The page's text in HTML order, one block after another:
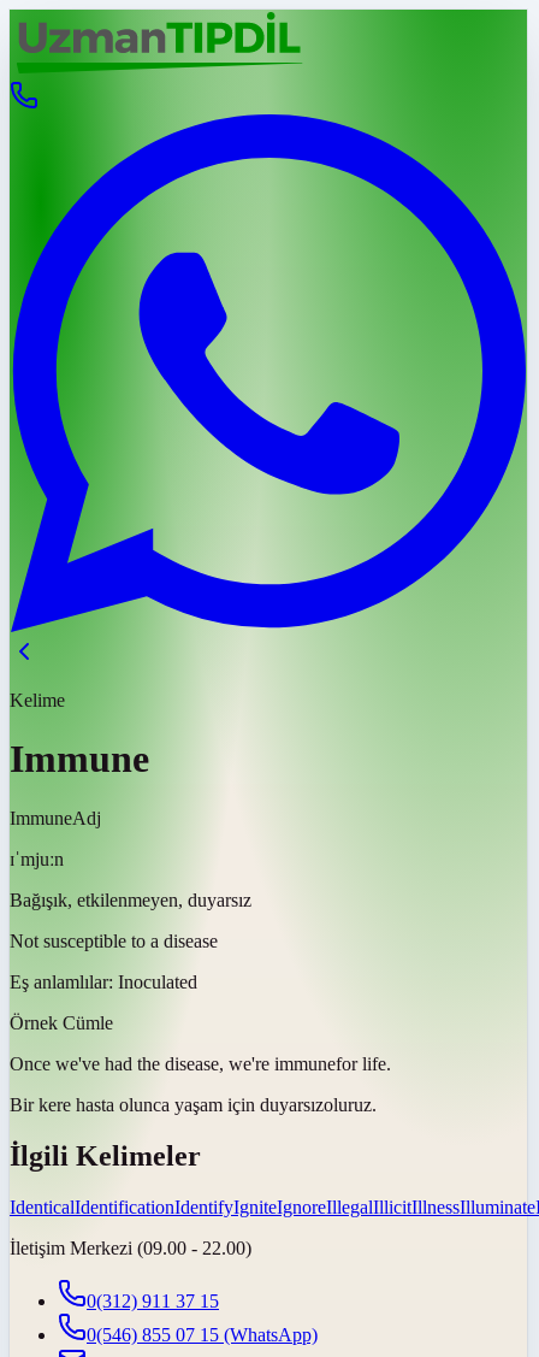
Kelime
Immune
ImmuneAdj
ɪˈmjuːn
Bağışık, etkilenmeyen, duyarsız
Not susceptible to a disease
Eş anlamlılar: Inoculated
Örnek Cümle
Once we've had the disease, we're immunefor life.
Bir kere hasta olunca yaşam için duyarsızoluruz.
İlgili Kelimeler
IdenticalIdentificationIdentifyIgniteIgnoreIllegalIllicitIllnessIlluminate
İletişim Merkezi (09.00 - 22.00)
0(312) 911 37 15
0(546) 855 07 15 (WhatsApp)